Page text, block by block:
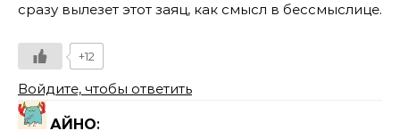
сразу вылезет этот заяц, как смысл в бессмыслице.
+12
Войдите, чтобы ответить
АЙНО: